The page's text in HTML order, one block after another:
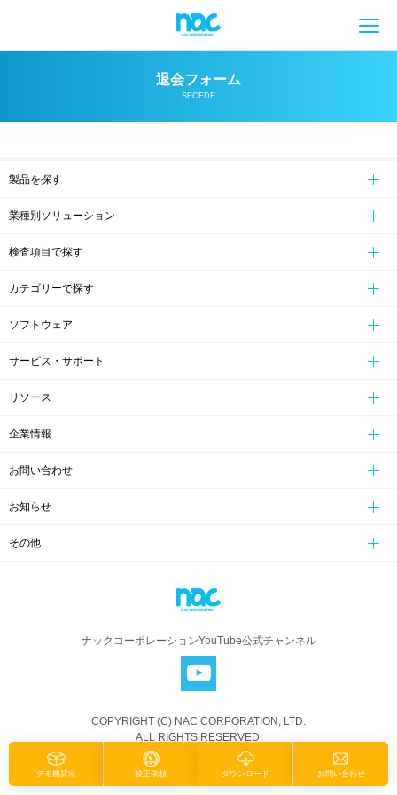
退会フォーム
SECEDE
製品を探す
業種別ソリューション
検査項目で探す
カテゴリーで探す
ソフトウェア
サービス・サポート
リソース
企業情報
お問い合わせ
お知らせ
その他
ナックコーポレーションYouTube公式チャンネル
COPYRIGHT (C) NAC CORPORATION, LTD.
ALL RIGHTS RESERVED.
デモ機貸出 校正依頼 ダウンロード お問い合わせ